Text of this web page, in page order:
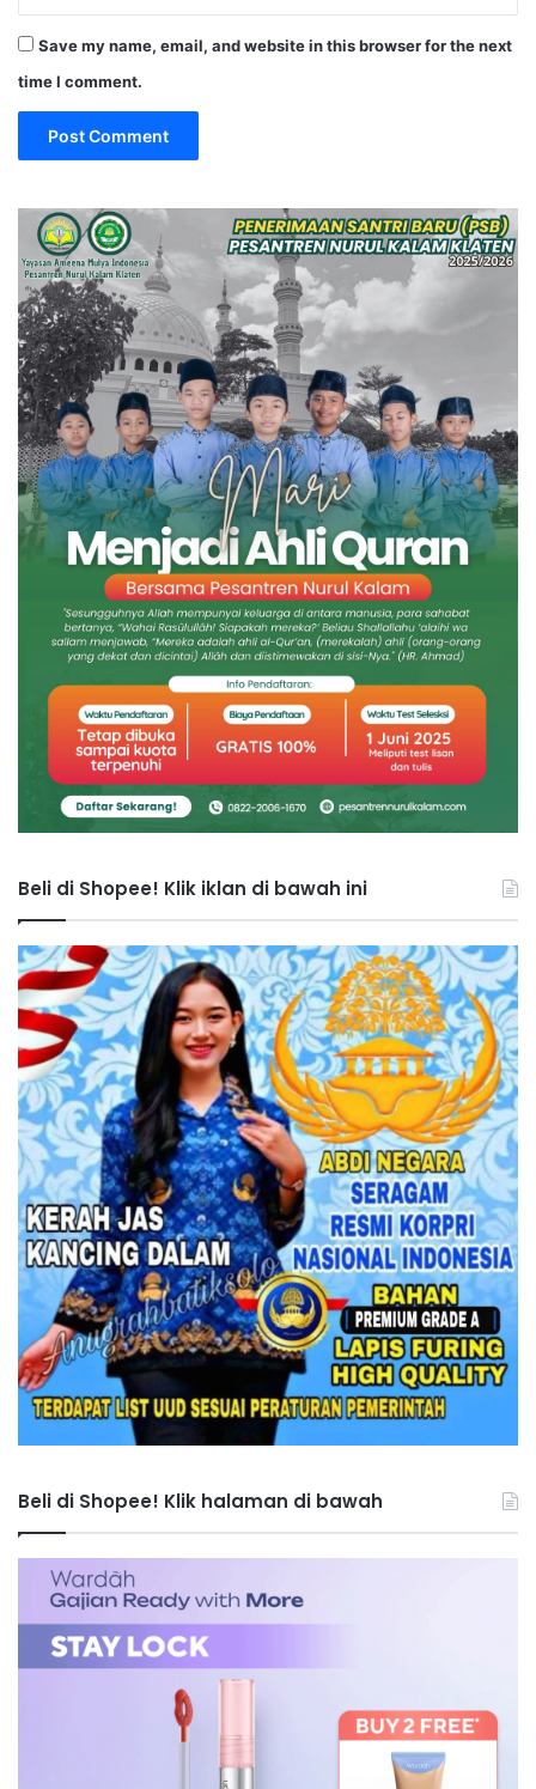
Save my name, email, and website in this browser for the next
time I comment.
Beli di Shopee! Klik iklan di bawah ini
Beli di Shopee! Klik halaman di bawah